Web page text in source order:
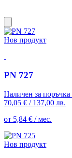
Нов продукт
PN 727
Наличен за поръчка
70,05 € / 137,00 лв.
от 5,84 € / мес.
Нов продукт